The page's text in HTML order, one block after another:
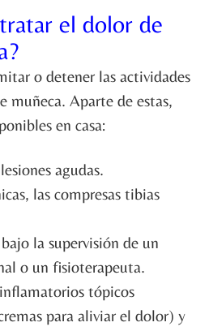
el dolor de
o detener las actividades
muñeca. Aparte de estas,
en casa:
agudas.
las compresas tibias
la supervisión de un
o un fisioterapeuta.
tópicos
para aliviar el dolor) y